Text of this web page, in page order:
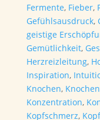
Fermente, Fieber,
Gefühlsausdruck,
geistige
Gemütlichkeit,
Herzreizleitung,
Inspiration,
Knochen,
Konzentration,
Kopfschmerz,